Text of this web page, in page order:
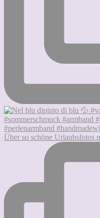
Über so schöne Urlaubsfotos